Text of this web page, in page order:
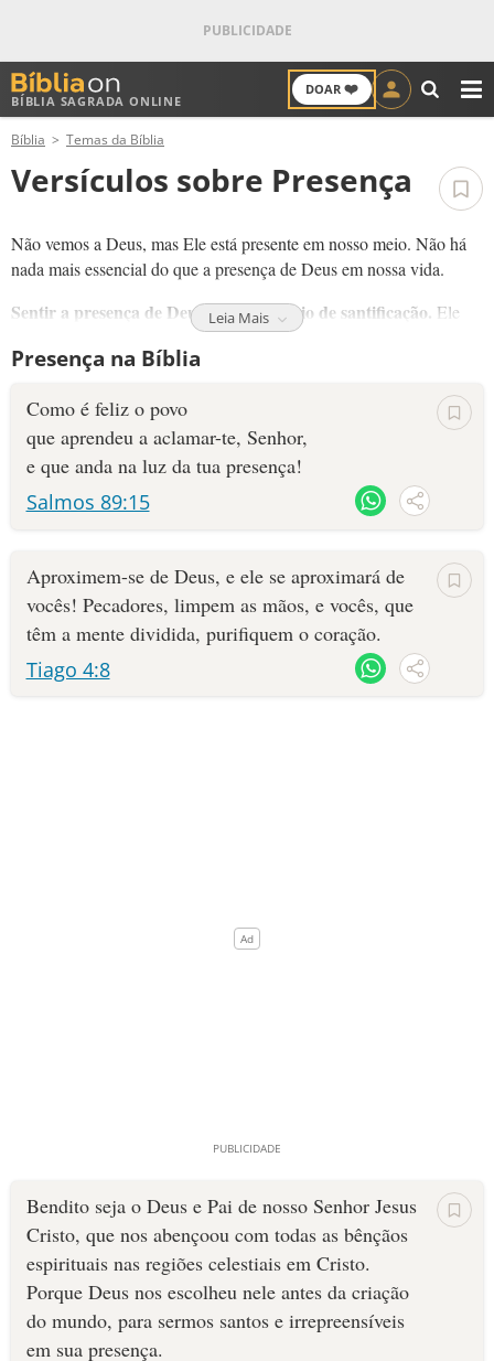
BÍBLIA SAGRADA ONLINE
DOAR ❤️
ANTIGO TESTAMENTO
VERSÍCULOS
VERSÍCULO DO DIA
PALAVRA DO DIA
SALMO DO DIA
DEVOCIONAL DIÁRIO
ESTUDOS BÍBLICOS
ESBOÇOS DE PREGAÇÃO
Bíblia Temas da Bíblia
Versículos sobre Presença
Não vemos a Deus, mas Ele está presente em nosso meio. Não há
nada mais essencial do que a presença de Deus em nossa vida.
Sentir a presença de Deus é um exercício de santificação. Ele
não nos abandona. Quando buscamos a presença de Deus, o
Senhor se revela a nós! O pecado pode nos afastar da Sua presença,
Ele está presente! Busque a Deus em oração, leia a Sua Palavra
entregue a sua vida a Jesus para que a presença dele seja eterna!
Leia Mais
Presença na Bíblia
Como é feliz o povo
que aprendeu a aclamar-te, Senhor,
e que anda na luz da tua presença!
Salmos 89:15
Aproximem-se de Deus, e ele se aproximará de
vocês! Pecadores, limpem as mãos, e vocês, que
têm a mente dividida, purifiquem o coração.
Tiago 4:8
Bendito seja o Deus e Pai de nosso Senhor Jesus
Cristo, que nos abençoou com todas as bênçãos
espirituais nas regiões celestiais em Cristo.
Porque Deus nos escolheu nele antes da criação
do mundo, para sermos santos e irrepreensíveis
em sua presença.